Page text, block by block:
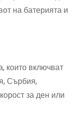
на батерията и
които включват
Сърбия,
за ден или